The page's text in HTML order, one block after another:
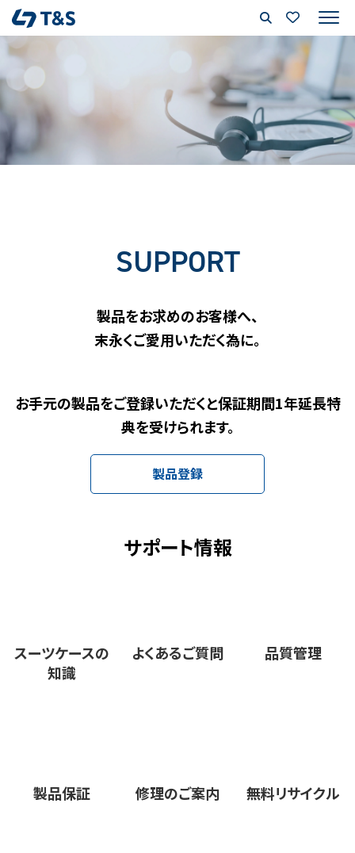
SUPPORT
製品をお求めのお客様へ、
末永くご愛用いただく為に。
お手元の製品をご登録いただくと保証期間1年延長特
典を受けられます。
製品登録
サポート情報
スーツケースの
知識
よくあるご質問 品質管理
製品保証 修理のご案内 無料リサイクル